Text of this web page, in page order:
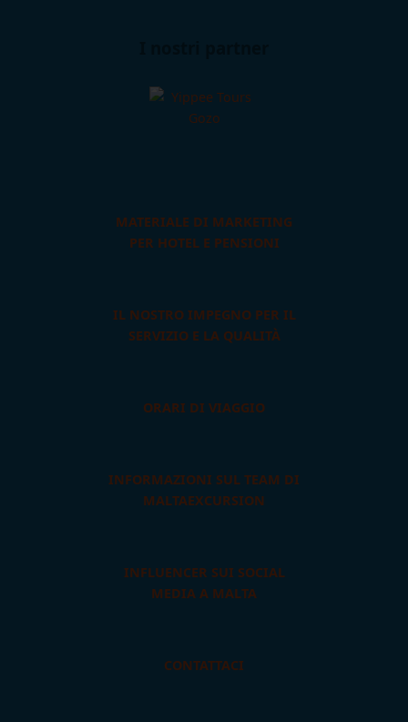
MATERIALE DI MARKETING
PER HOTEL E PENSIONI
IL NOSTRO IMPEGNO PER IL
SERVIZIO E LA QUALITÀ
ORARI DI VIAGGIO
INFORMAZIONI SUL TEAM DI
MALTAEXCURSION
INFLUENCER SUI SOCIAL
MEDIA A MALTA
CONTATTACI